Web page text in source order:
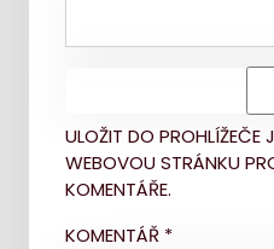
ULOŽIT DO PROHLÍŽEČE
WEBOVOU STRÁNKU
KOMENTÁŘE.
KOMENTÁŘ *